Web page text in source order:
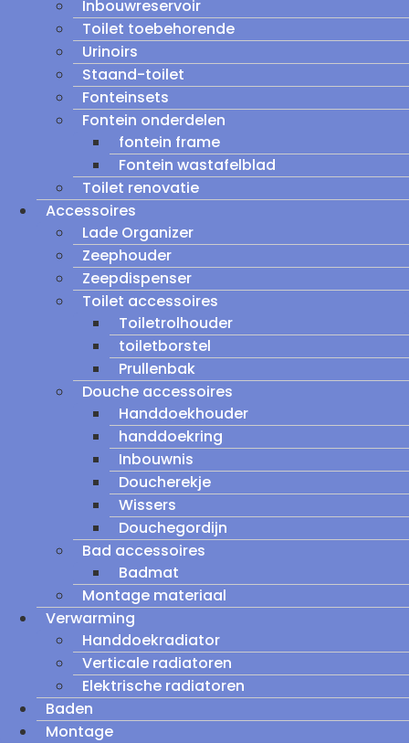
Inbouwreservoir
Toilet toebehorende
Urinoirs
Staand-toilet
Fonteinsets
Fontein onderdelen
fontein frame
Fontein wastafelblad
Toilet renovatie
Accessoires
Lade Organizer
Zeephouder
Zeepdispenser
Toilet accessoires
Toiletrolhouder
toiletborstel
Prullenbak
Douche accessoires
Handdoekhouder
handdoekring
Inbouwnis
Doucherekje
Wissers
Douchegordijn
Bad accessoires
Badmat
Montage materiaal
Verwarming
Handdoekradiator
Verticale radiatoren
Elektrische radiatoren
Baden
Montage